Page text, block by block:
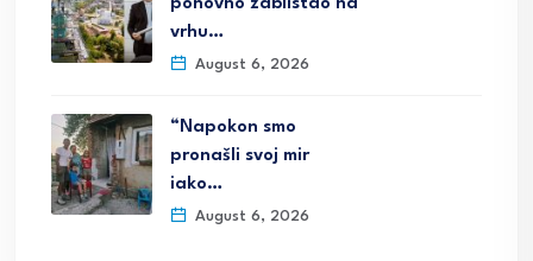
ponovno zablistao na
vrhu…
August 6, 2026
“Napokon smo
pronašli svoj mir
iako…
August 6, 2026